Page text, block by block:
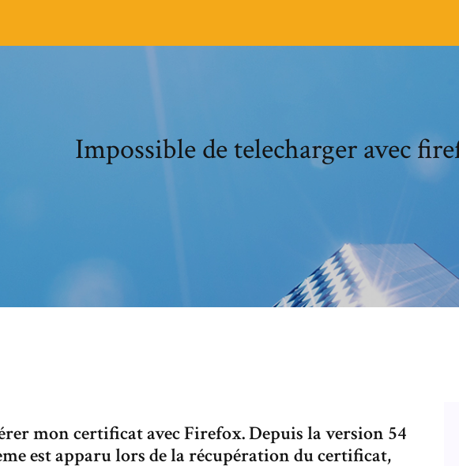
Impossible de telecharger avec
mon certificat avec Firefox. Depuis la version 54
est apparu lors de la récupération du certificat,